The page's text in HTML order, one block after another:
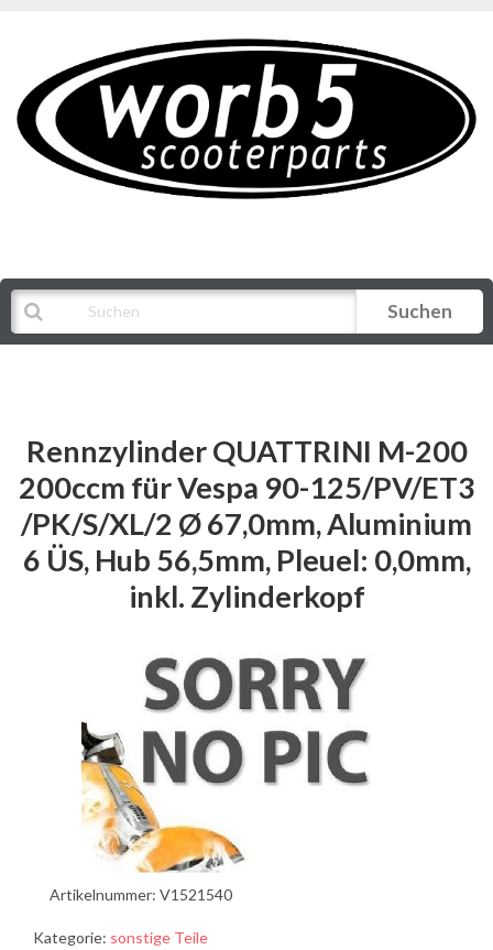
Suchen
Rennzylinder QUATTRINI M-200
200ccm für Vespa 90-125/PV/ET3
/PK/S/XL/2 Ø 67,0mm, Aluminium
6 ÜS, Hub 56,5mm, Pleuel: 0,0mm,
inkl. Zylinderkopf
Artikelnummer: V1521540
Kategorie: sonstige Teile